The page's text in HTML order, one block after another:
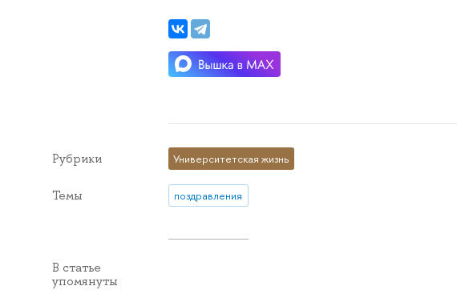
Рубрики Университетская жизнь
Темы поздравления
В статье
упомянуты